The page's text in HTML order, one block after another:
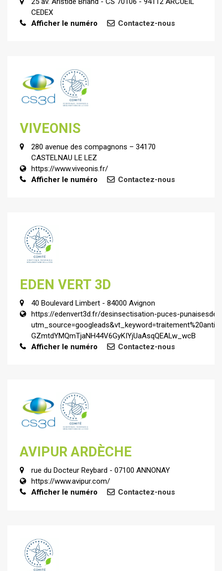
CEDEX
Afficher le numéro
Contactez-nous
VIVEONIS
280 avenue des compagnons – 34170
CASTELNAU LE LEZ
https://www.viveonis.fr/
Afficher le numéro
Contactez-nous
EDEN VERT 3D
40 Boulevard Limbert - 84000 Avignon
https://edenvert3d.fr/desinsectisation-puces-
GZmtdYMQmTjaNH44V6GyKIYjUaAsqQEALw_wcB
Afficher le numéro
Contactez-nous
AVIPUR ARDÈCHE
rue du Docteur Reybard - 07100 ANNONAY
https://www.avipur.com/
Afficher le numéro
Contactez-nous